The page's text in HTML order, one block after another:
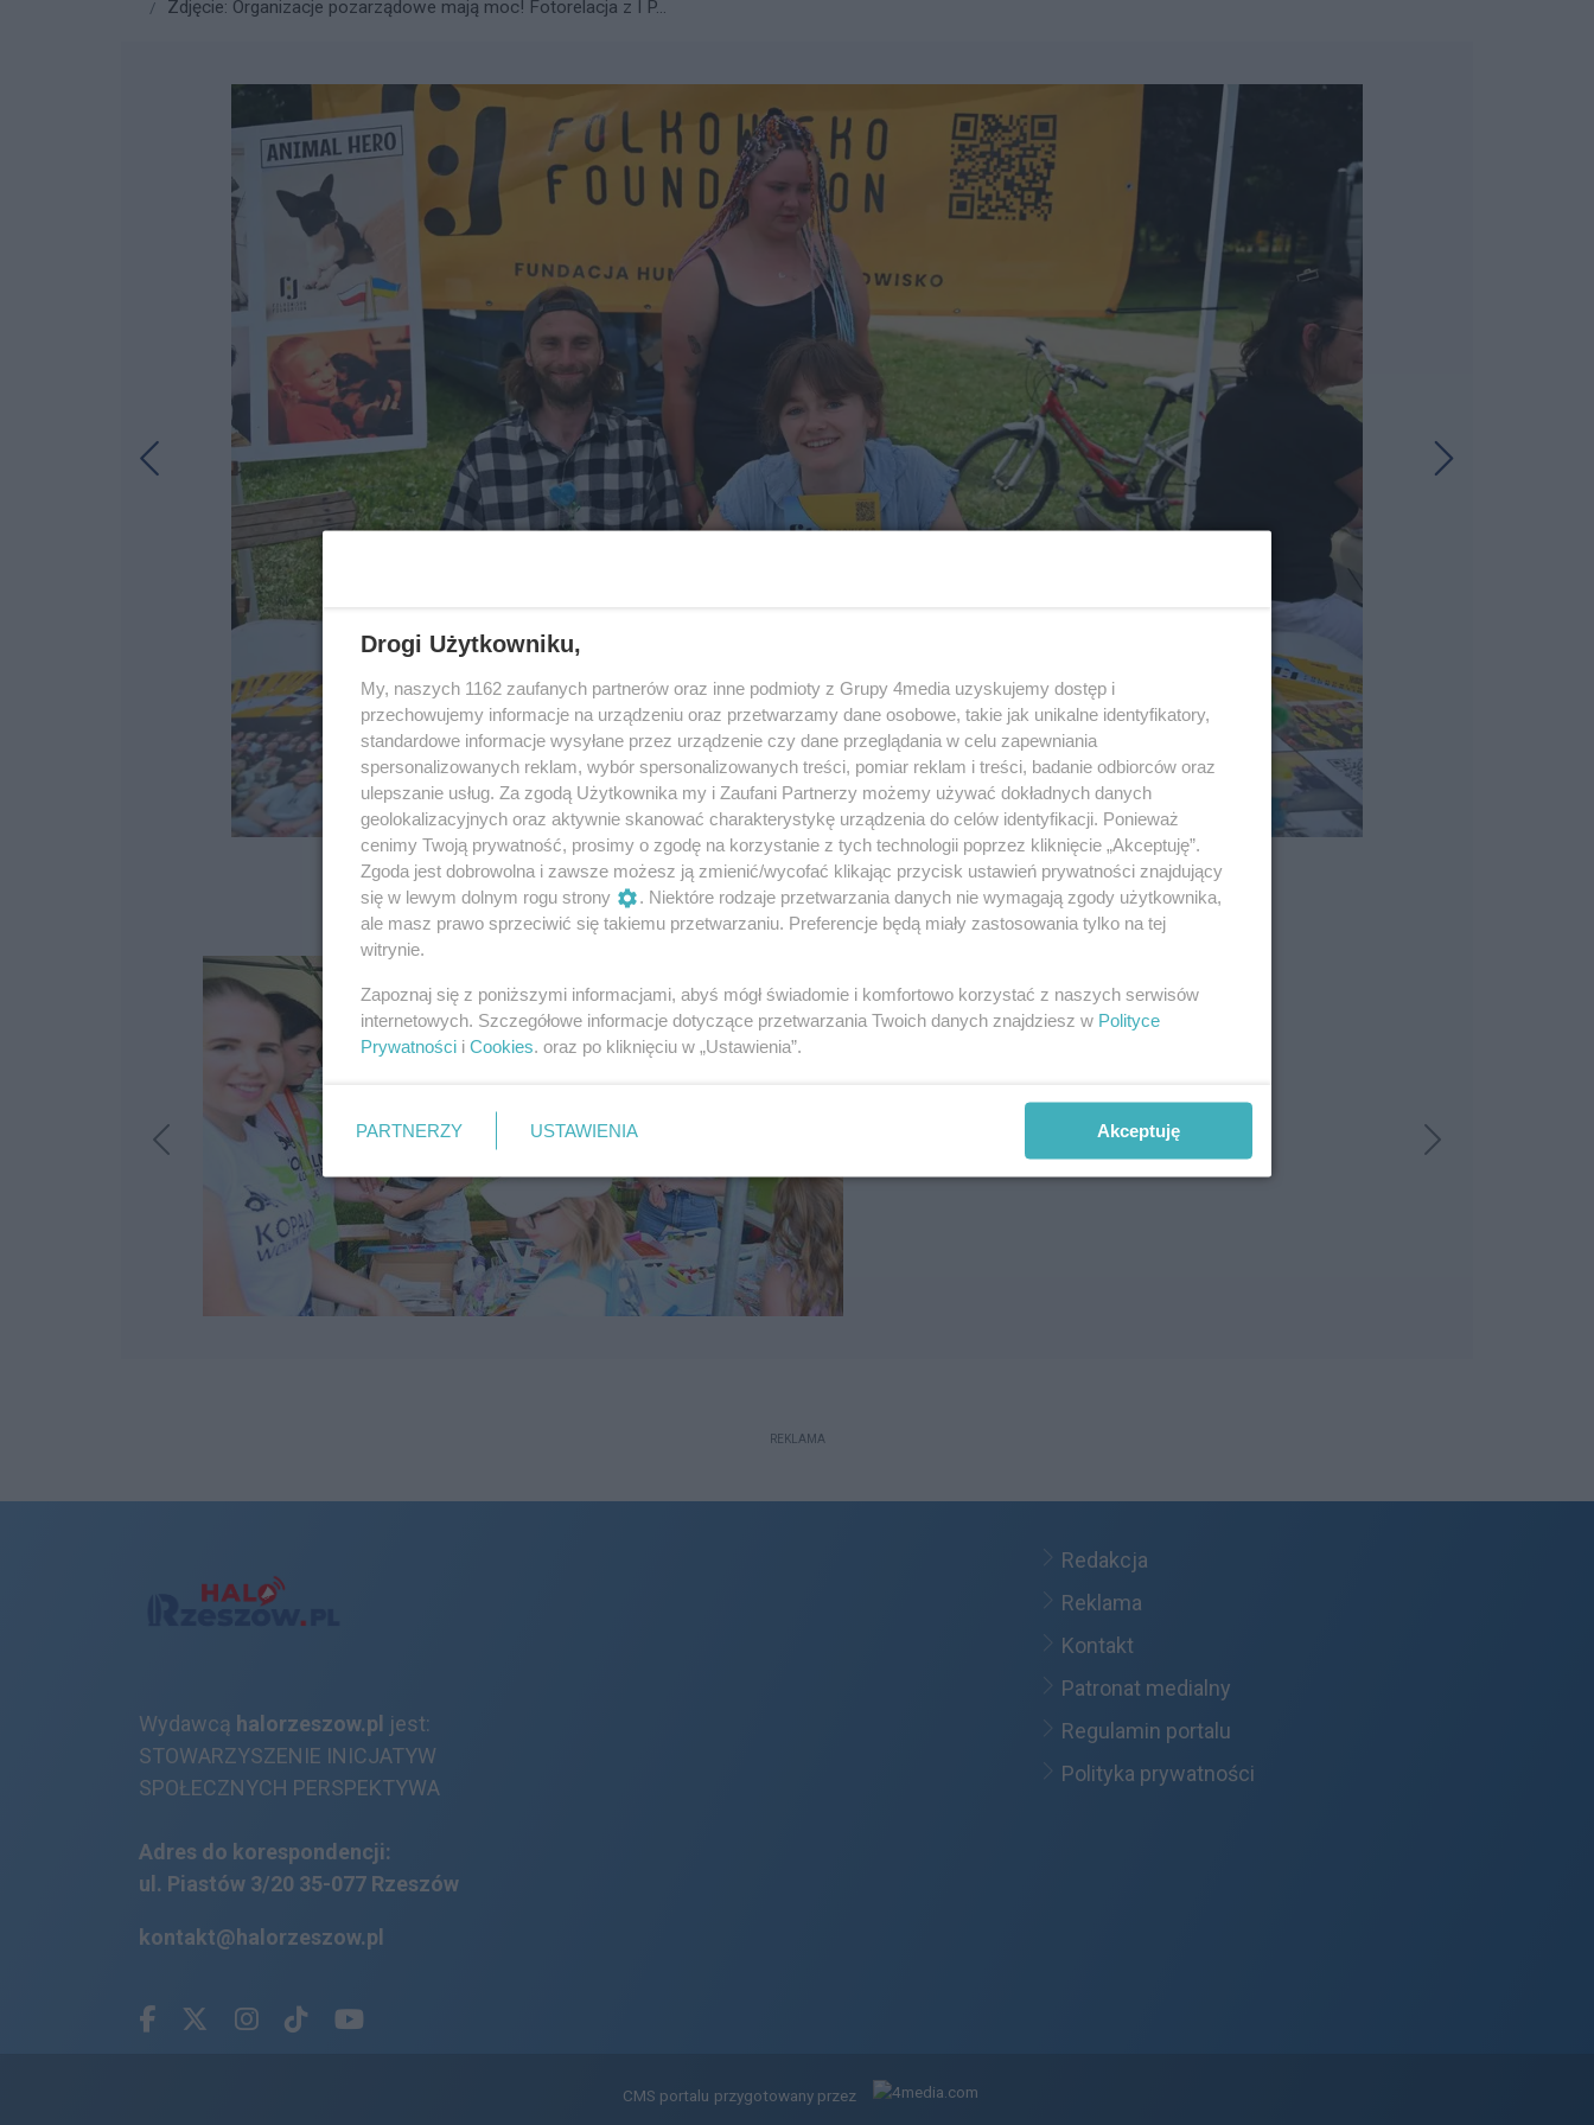
Zdjęcie: Organizacje pozarządowe mają moc! Fotorelacja z I P...
6 / 41
REKLAMA
Wydawcą halorzeszow.pl jest:
STOWARZYSZENIE INICJATYW
SPOŁECZNYCH PERSPEKTYWA
Adres do korespondencji:
ul. Piastów 3/20 35-077 Rzeszów
kontakt@halorzeszow.pl
Redakcja
Reklama
Kontakt
Patronat medialny
Regulamin portalu
Polityka prywatności
Facebook.com
X.comInstagram.com
Tiktok.com
Youtube.com
CMS portalu przygotowany przez
Drogi Użytkowniku,
My, naszych 1162 zaufanych partnerów oraz inne podmioty z Grupy 4media uzyskujemy dostęp i
przechowujemy informacje na urządzeniu oraz przetwarzamy dane osobowe, takie jak unikalne identyfikatory,
standardowe informacje wysyłane przez urządzenie czy dane przeglądania w celu zapewniania
spersonalizowanych reklam, wybór spersonalizowanych treści, pomiar reklam i treści, badanie odbiorców oraz
ulepszanie usług. Za zgodą Użytkownika my i Zaufani Partnerzy możemy używać dokładnych danych
geolokalizacyjnych oraz aktywnie skanować charakterystykę urządzenia do celów identyfikacji. Ponieważ
cenimy Twoją prywatność, prosimy o zgodę na korzystanie z tych technologii poprzez kliknięcie „Akceptuję”.
Zgoda jest dobrowolna i zawsze możesz ją zmienić/wycofać klikając przycisk ustawień prywatności znajdujący
się w lewym dolnym rogu strony
. Niektóre rodzaje przetwarzania danych nie wymagają zgody użytkownika,
ale masz prawo sprzeciwić się takiemu przetwarzaniu. Preferencje będą miały zastosowania tylko na tej
witrynie.
Zapoznaj się z poniższymi informacjami, abyś mógł świadomie i komfortowo korzystać z naszych serwisów
internetowych. Szczegółowe informacje dotyczące przetwarzania Twoich danych znajdziesz w Polityce
Prywatności i Cookies. oraz po kliknięciu w „Ustawienia”.
PARTNERZY USTAWIENIA Akceptuję